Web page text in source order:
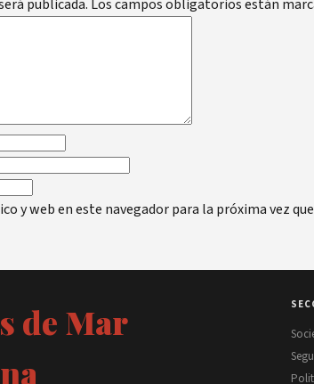
publicada. Los campos obligatorios están
y web en este navegador para la próxima vez
de Mar